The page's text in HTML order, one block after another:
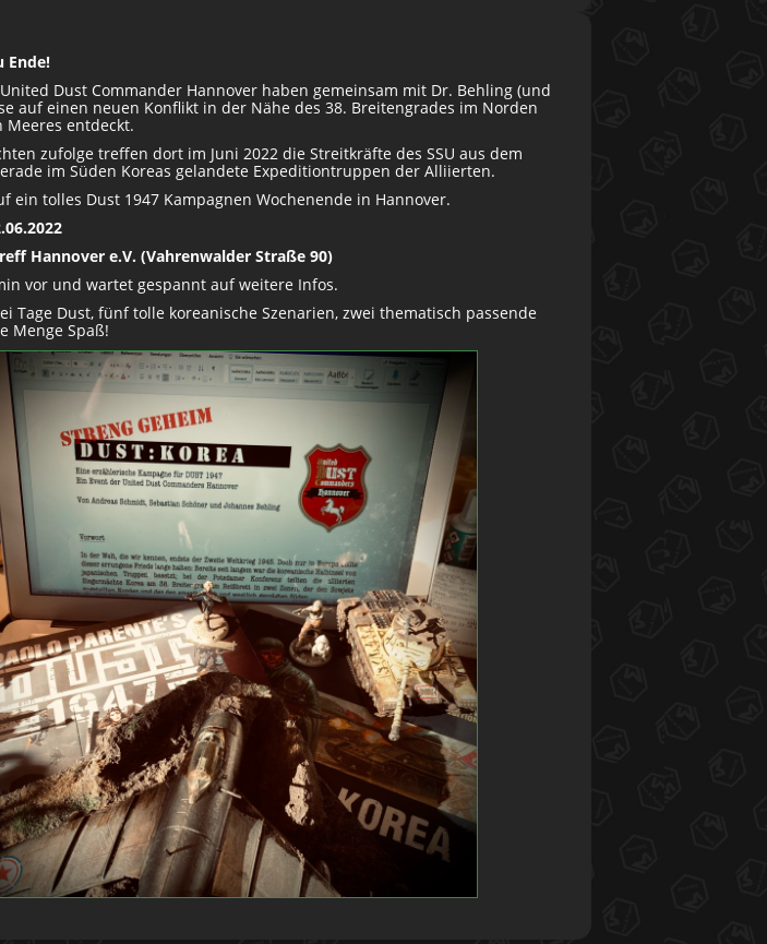
Ende!
Dust Commander Hannover haben gemeinsam mit Dr. Behling (und
auf einen neuen Konflikt in der Nähe des 38. Breitengrades im Norden
Meeres entdeckt.
zufolge treffen dort im Juni 2022 die Streitkräfte des SSU aus dem
im Süden Koreas gelandete Expeditiontruppen der Alliierten.
ein tolles Dust 1947 Kampagnen Wochenende in Hannover.
Hannover e.V. (Vahrenwalder Straße 90)
vor und wartet gespannt auf weitere Infos.
Tage Dust, fünf tolle koreanische Szenarien, zwei thematisch passende
Menge Spaß!